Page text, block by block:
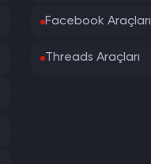
Facebook Araçları
Threads Araçları